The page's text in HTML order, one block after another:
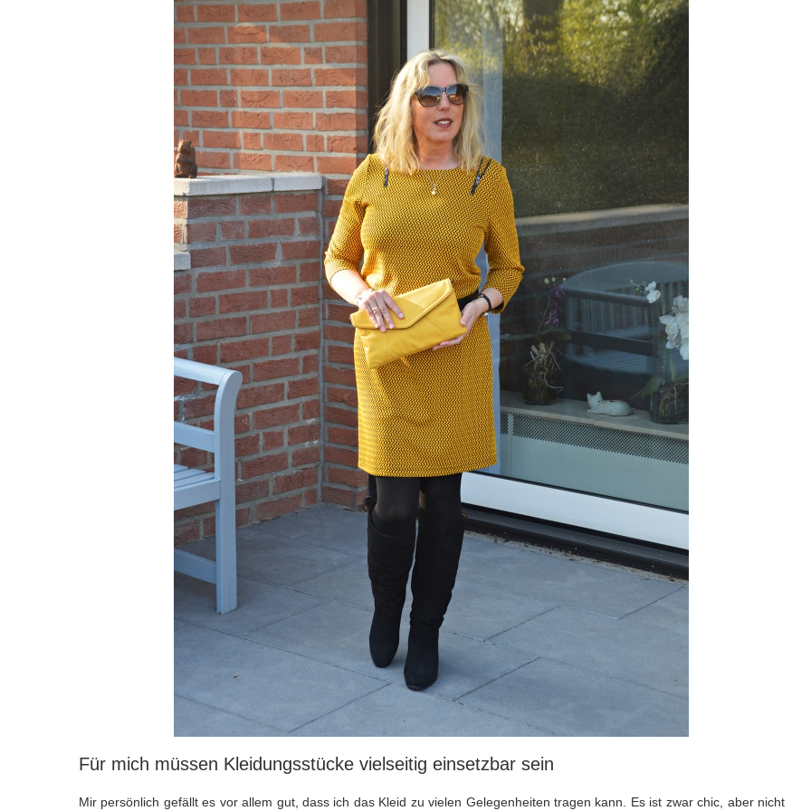
Für mich müssen Kleidungsstücke vielseitig einsetzbar sein
Mir persönlich gefällt es vor allem gut, dass ich das Kleid zu vielen Gelegenheiten tragen kann. Es ist zwar chic, aber nicht